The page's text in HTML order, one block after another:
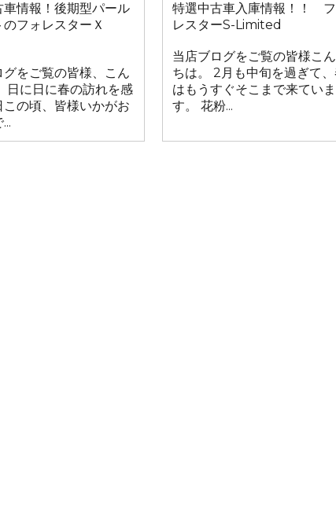
車情報！後期型パール
フォレスターＸ
グをご覧の皆様、こん
日に日に春の訪れを感
この頃、皆様いかがお
特選中古車入庫情報！！
レスターS-Limited
当店ブログをご覧の皆様こ
ちは。 2月も中旬を過ぎて
はもうすぐそこまで来ていま
す。 花粉...